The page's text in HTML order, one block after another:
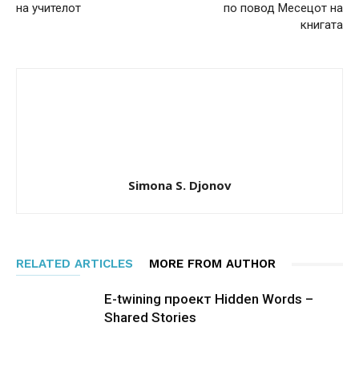
на учителот
по повод Месецот на
книгата
Simona S. Djonov
RELATED ARTICLES MORE FROM AUTHOR
E-twining проект Hidden Words –
Shared Stories